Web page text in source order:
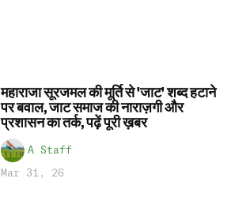
महाराजा सूरजमल की मूर्ति से 'जाट' शब्द हटाने
पर बवाल, जाट समाज की नाराज़गी और
प्रशासन का तर्क, पढ़ें पूरी ख़बर
A Staff
Mar 31, 26